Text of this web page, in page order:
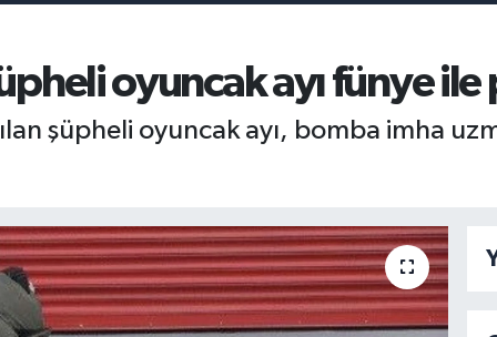
oyuncak ayı fünye ile
şüpheli oyuncak ayı, bomba imha